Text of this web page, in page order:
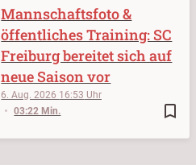
bookmark_border
6. Aug. 2026 16:53
03:22 Min.
Mannschaftsfoto &
öffentliches Training: SC
Freiburg bereitet sich auf
neue Saison vor